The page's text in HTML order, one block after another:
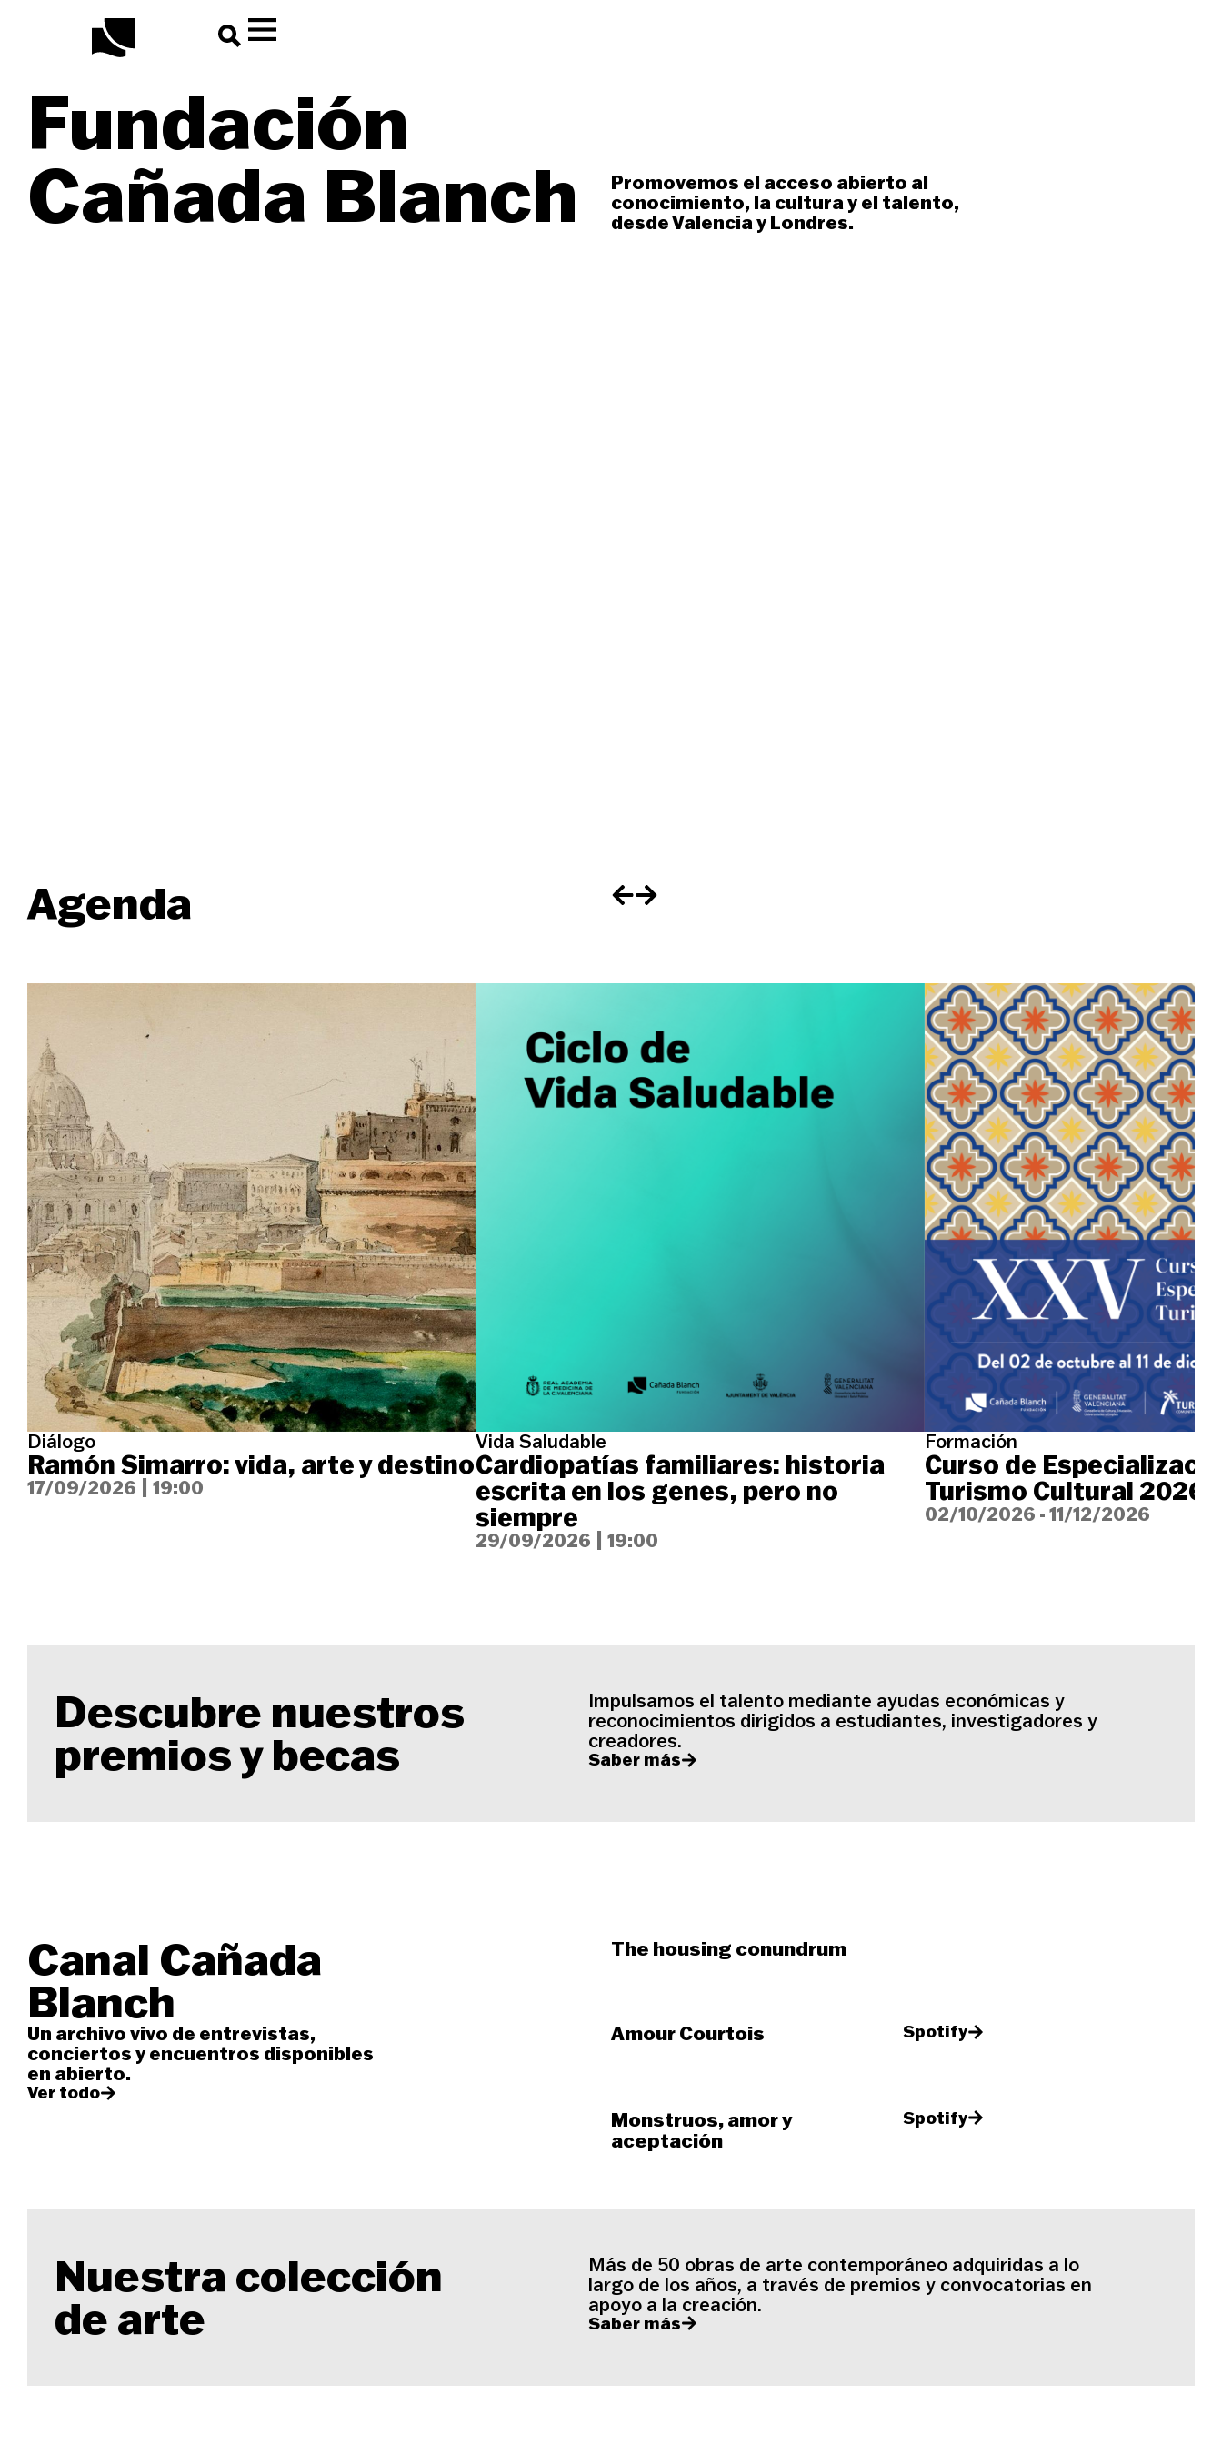
Fundación
Cañada Blanch
Promovemos el acceso abierto al
conocimiento, la cultura y el talento,
desde Valencia y Londres.
Agenda
Diálogo
Ramón Simarro: vida, arte y destino
17/09/2026 19:00
Vida Saludable
Cardiopatías familiares: historia
escrita en los genes, pero no
siempre
29/09/2026 |19:00
Formación
Curso de
Turismo Cultural 2026
02/10/2026 - 11/12/2026
Descubre nuestros
premios y becas
Impulsamos el talento mediante ayudas económicas y
reconocimientos dirigidos a estudiantes, investigadores y
creadores.
Saber más
Canal Cañada
Blanch
Un archivo vivo de entrevistas,
conciertos y encuentros disponibles
en abierto.
Ver todo
The housing conundrum
Amour Courtois Spotify
Monstruos, amor y
aceptación
Spotify
Nuestra colección
de arte
Más de 50 obras de arte contemporáneo adquiridas a lo
largo de los años, a través de premios y convocatorias en
apoyo a la creación.
Saber más